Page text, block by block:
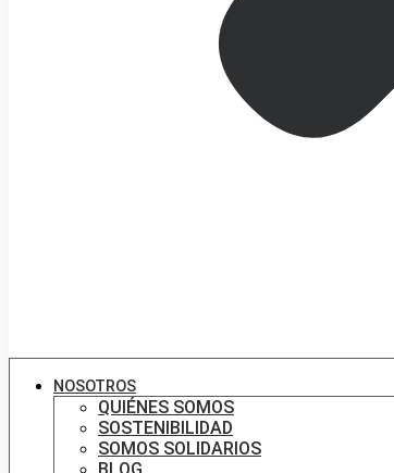
NOSOTROS
QUIÉNES SOMOS
SOSTENIBILIDAD
SOMOS SOLIDARIOS